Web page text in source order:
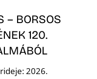
– BORSOS
120.
2026.